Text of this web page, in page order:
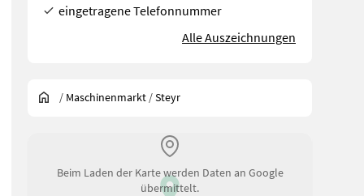
eingetragene Telefonnummer
Alle Auszeichnungen
/ Maschinenmarkt /Steyr
Beim Laden der Karte werden Daten an Google
übermittelt.